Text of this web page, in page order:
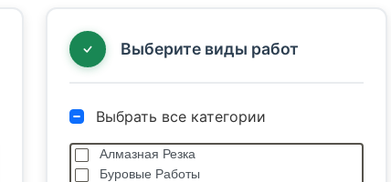
Выберите виды работ
Выбрать все категории
Алмазная Резка
Буровые Работы